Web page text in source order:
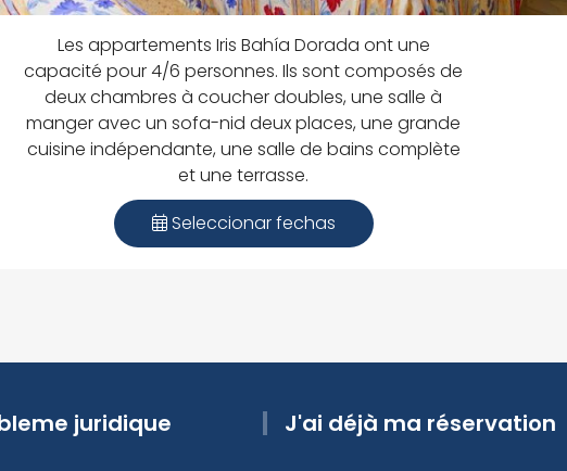
Les appartements Iris Bahía Dorada ont une
capacité pour 4/6 personnes. Ils sont composés de
deux chambres à coucher doubles, une salle à
manger avec un sofa-nid deux places, une grande
cuisine indépendante, une salle de bains complète
et une terrasse.
Seleccionar fechas
juridique J'ai déjà ma réservation